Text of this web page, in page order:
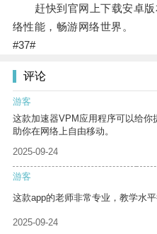
赶快到官网上下载安卓版
络性能，畅游网络世界。
#37#
评论
游客
这款加速器VPM应用程序可以给
助你在网络上自由移动。
2025-09-24
游客
这款app的老师非常专业，教学水
2025-09-24